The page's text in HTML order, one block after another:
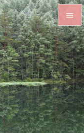


メニュ

サイド

前へ

次へ